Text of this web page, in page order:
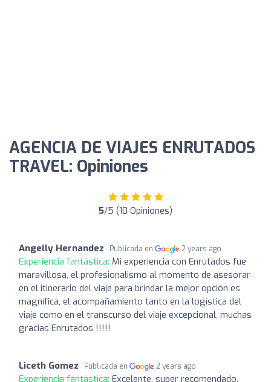
AGENCIA DE VIAJES ENRUTADOS
TRAVEL: Opiniones
5/5 (10 Opiniones)
Angelly Hernandez Publicada en 2 years ago
Experiencia fantástica: Mi experiencia con Enrutados fue
maravillosa, el profesionalismo al momento de asesorar
en el itinerario del viaje para brindar la mejor opción es
magnífica, el acompañamiento tanto en la logística del
viaje como en el transcurso del viaje excepcional, muchas
gracias Enrutados !!!!!
Liceth Gomez Publicada en 2 years ago
Experiencia fantástica: Excelente, super recomendado.